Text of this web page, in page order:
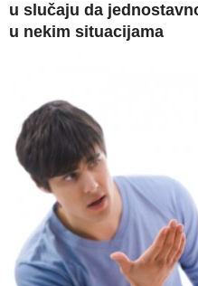
u slučaju da
u nekim situacijama